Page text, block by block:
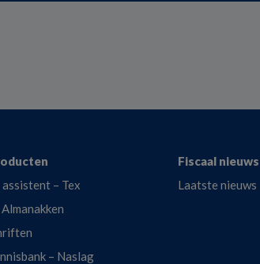
– Tex
– Naslag
Fiscaal nieuws
Laatste nieuws